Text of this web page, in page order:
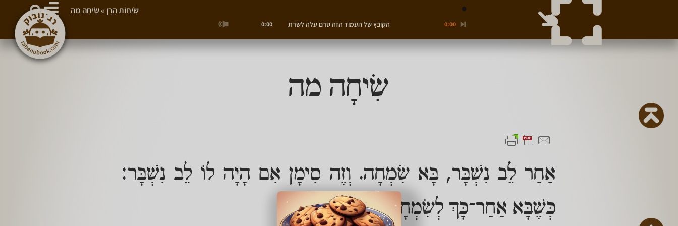
שִׂיחָה מה
אַחַר לֵב נִשְׁבָּר, בָּא שִׂמְחָה. וְזֶה סִימָן אִם הָיָה לוֹ לֵב נִשְׁבָּר:
כְּשֶׁבָּא אַחַר־כָּךְ לְשִׂמְחָה.
שִׂיחוֹת הָרָן »שִׂיחָה מה
0:00 הקובץ של העמוד הזה טרם עלה לשרת 0:00